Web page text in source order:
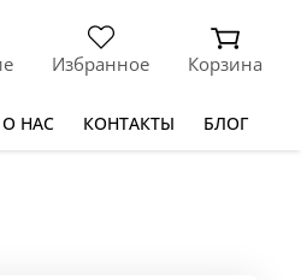
Избранное Корзина
О НАС КОНТАКТЫ БЛОГ